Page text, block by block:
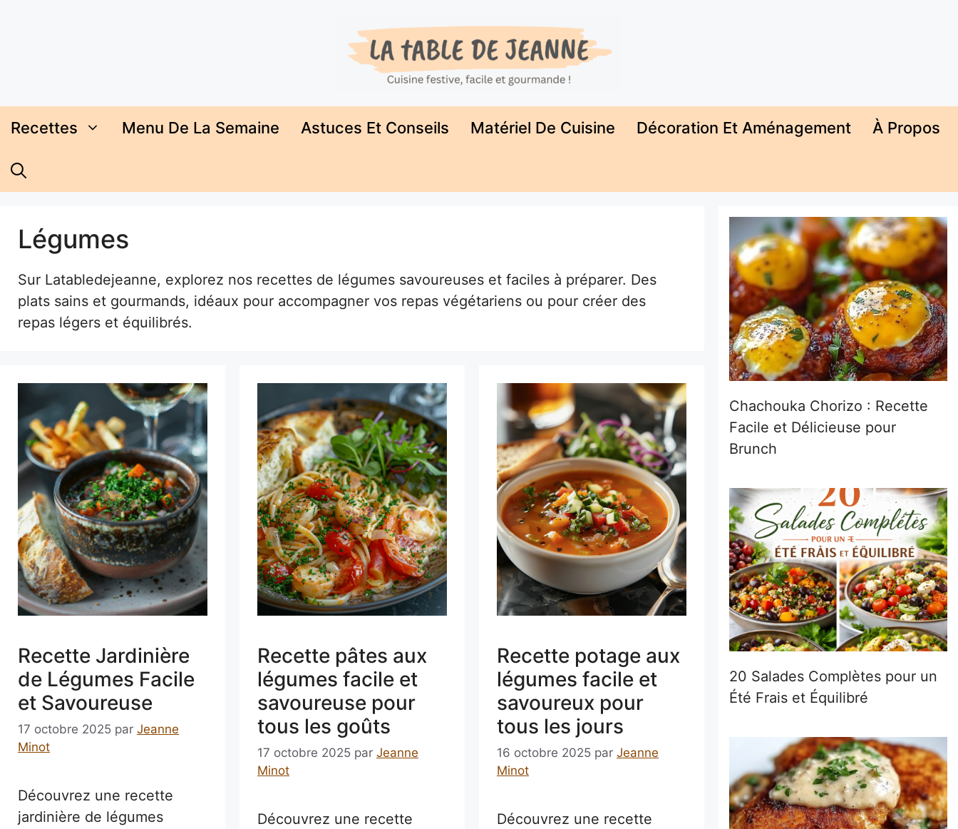
Recettes Menu De La Semaine Astuces Et Conseils Matériel De Cuisine Décoration Et Aménagement À Propos
Légumes
Sur Latabledejeanne, explorez nos recettes de légumes savoureuses et faciles à préparer. Des
plats sains et gourmands, idéaux pour accompagner vos repas végétariens ou pour créer des
repas légers et équilibrés.
Recette Jardinière
de Légumes Facile
et Savoureuse
17 octobre 2025 par Jeanne
Minot
Découvrez une recette
jardinière de légumes
Recette pâtes aux
légumes facile et
savoureuse pour
tous les goûts
17 octobre 2025 par Jeanne
Minot
Découvrez une recette
Recette potage aux
légumes facile et
savoureux pour
tous les jours
16 octobre 2025 par Jeanne
Minot
Découvrez une recette
Chachouka Chorizo : Recette
Facile et Délicieuse pour
Brunch
20 Salades Complètes pour un
Été Frais et Équilibré